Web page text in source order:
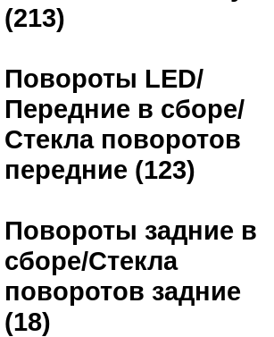
(213)
Повороты LED/
Передние в сборе/
Стекла поворотов
передние (123)
Повороты задние в
сборе/Стекла
поворотов задние
(18)